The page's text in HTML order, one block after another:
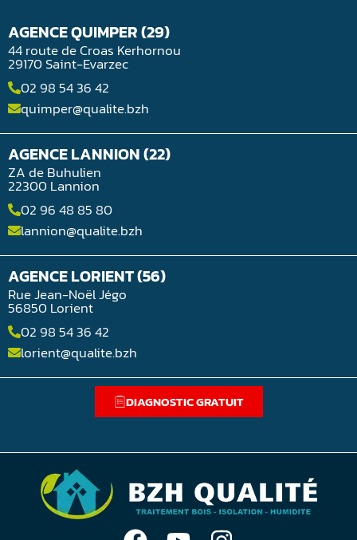
AGENCE QUIMPER (29)
44 route de Croas Kerhornou
29170 Saint-Evarzec
02 98 54 36 42
quimper@qualite.bzh
AGENCE LANNION (22)
ZA de Buhulien
22300 Lannion
02 96 48 85 80
lannion@qualite.bzh
AGENCE LORIENT (56)
Rue Jean-Noël Jégo
56850 Lorient
02 98 54 36 42
lorient@qualite.bzh
DIAGNOSTIC GRATUIT